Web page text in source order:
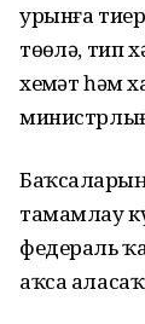
урынға
төҙөлә, тип
хеҙмәт һәм
тамамлау
федераль
аҡса